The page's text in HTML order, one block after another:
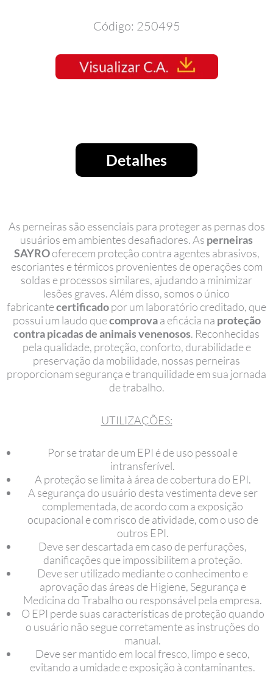
Código: 250495
Detalhes
As perneiras são essenciais para proteger as pernas dos
usuários em ambientes desafiadores. As perneiras
SAYROoferecem proteção contra agentes abrasivos,
escoriantes e térmicos provenientes de operações com
soldas e processos similares, ajudando a minimizar
lesões graves. Além disso, somos o único
fabricantecertificadopor um laboratório creditado, que
possui um laudo quecomprovaa eficácia na proteção
contra picadas de animais venenosos. Reconhecidas
pela qualidade, proteção, conforto, durabilidade e
preservação da mobilidade, nossas perneiras
proporcionam segurança e tranquilidade em sua jornada
de trabalho.
UTILIZAÇÕES:
Por se tratar de um EPI é de uso pessoal e
intransferível.
A proteção se limita à área de cobertura do EPI.
A segurança do usuário desta vestimenta deve ser
complementada, de acordo com a exposição
ocupacional e com risco de atividade, com o uso de
outros EPI.
Deve ser descartada em caso de perfurações,
danificações que impossibilitem a proteção.
Deve ser utilizado mediante o conhecimento e
aprovação das áreas de Higiene, Segurança e
Medicina do Trabalho ou responsável pela empresa.
O EPI perde suas características de proteção quando
o usuário não segue corretamente as instruções do
manual.
Deve ser mantido em local fresco, limpo e seco,
evitando a umidade e exposição à contaminantes.